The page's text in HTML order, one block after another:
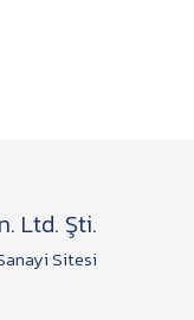
Ltd. Şti.
Sitesi